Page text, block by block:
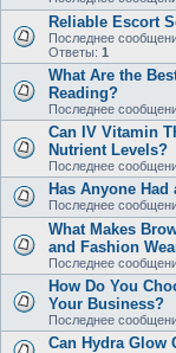
Reliable Escort
Последнее
Ответы: 1
What Are the
Reading?
Последнее
Can IV Vitamin
Nutrient Levels?
Последнее
Has Anyone
Последнее
What Makes
and Fashion
Последнее
How Do You
Your Business?
Последнее
Can Hydra Glow